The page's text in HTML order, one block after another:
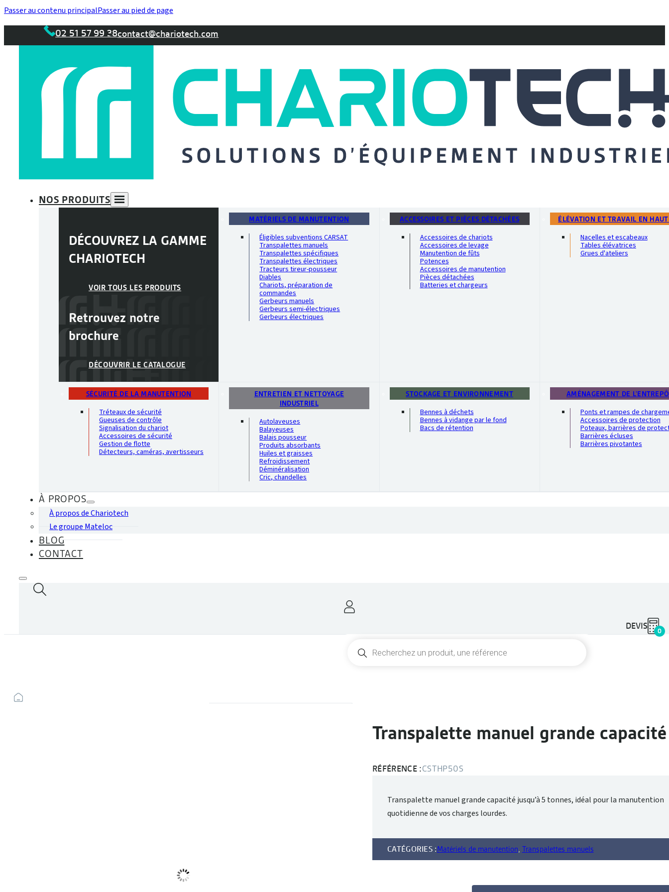
Passer au contenu principalPasser au pied de page
02 51 57 99 38contact@chariotech.com
NOS PRODUITS
DÉCOUVREZ LA GAMME
CHARIOTECH
VOIR TOUS LES PRODUITS
Retrouvez notre
brochure
DÉCOUVRIR LE CATALOGUE
MATÉRIELS DE MANUTENTION
Éligibles subventions CARSAT
Transpalettes manuels
Transpalettes spécifiques
Transpalettes électriques
Tracteurs tireur-pousseur
Diables
Chariots, préparation de
commandes
Gerbeurs manuels
Gerbeurs semi-électriques
Gerbeurs électriques
ACCESSOIRES ET PIÈCES DÉTACHÉES
Accessoires de chariots
Accessoires de levage
Manutention de fûts
Potences
Accessoires de manutention
Pièces détachées
Batteries et chargeurs
ÉLÉVATION ET TRAVAIL EN
Nacelles et escabeaux
Tables élévatrices
Grues d'ateliers
SÉCURITÉ DE LA MANUTENTION
Tréteaux de sécurité
Gueuses de contrôle
Signalisation du chariot
Accessoires de sécurité
Gestion de flotte
Détecteurs, caméras, avertisseurs
ENTRETIEN ET NETTOYAGE
INDUSTRIEL
Autolaveuses
Balayeuses
Balais pousseur
Produits absorbants
Huiles et graisses
Refroidissement
Déminéralisation
Cric, chandelles
STOCKAGE ET ENVIRONNEMENT
Bennes à déchets
Bennes à vidange par le fond
Bacs de rétention
AMÉNAGEMENT DE
Ponts et rampes de
Accessoires de protection
Poteaux, barrières de
Barrières écluses
Barrières pivotantes
À PROPOS
À propos de Chariotech
Le groupe Mateloc
BLOG
CONTACT
produits
0
DEVIS
Transpalette manuel grande
RÉFÉRENCE :CSTHP50S
Transpalette manuel grande capacité jusqu’à 5 tonnes, idéal pour la manutention
quotidienne de vos charges lourdes.
CATÉGORIES :Matériels de manutention, Transpalettes manuels